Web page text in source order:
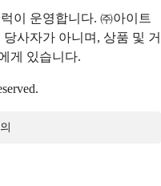
이 운영합니다. ㈜아이트
사자가 아니며, 상품 및 거
게 있습니다.